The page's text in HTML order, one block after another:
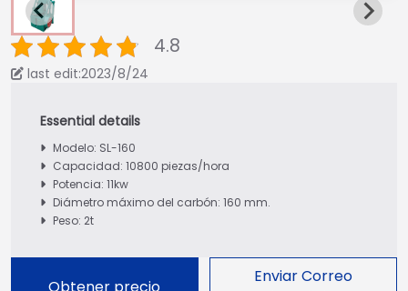
4.8
last edit:2023/8/24
Modelo: SL-160
Capacidad: 10800 piezas/hora
Potencia: 11kw
Diámetro máximo del carbón: 160 mm.
Peso: 2t
Enviar Correo